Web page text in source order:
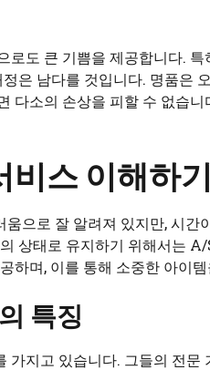
로도 큰 기쁨을 제공합니다.
은 남다를 것입니다. 명품은
다소의 손상을 피할 수 없습
비스 이해하기
으로 잘 알려져 있지만, 시
상태로 유지하기 위해서는
하며, 이를 통해 소중한 아이
특징
가지고 있습니다. 그들의 전